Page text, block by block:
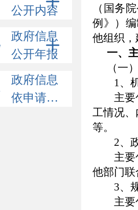
公开内容
政府信息
公开年报
政府信息
依申请公开
（国务
例》）
他组织
一、
（一
1、机
主要包
工情况
等。
2、政
主要包
他部门
3、规
主要包